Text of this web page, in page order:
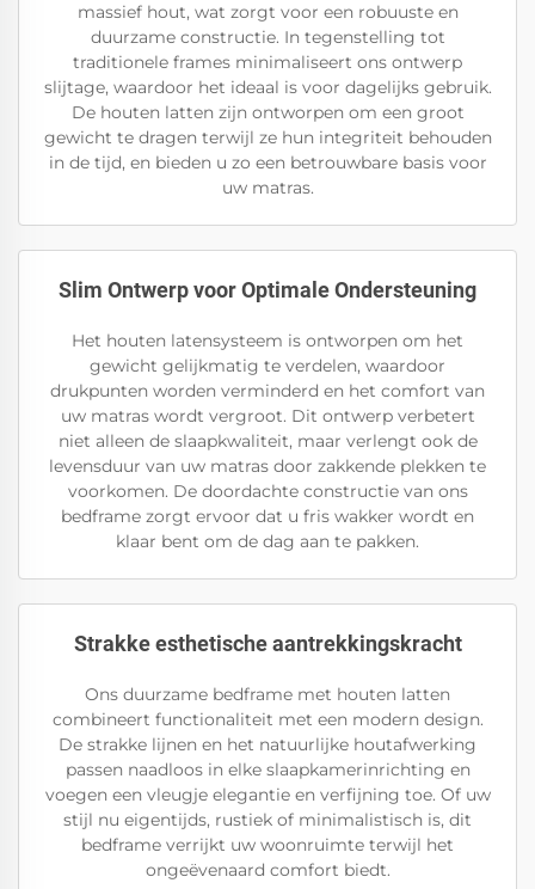
massief hout, wat zorgt voor een robuuste en
duurzame constructie. In tegenstelling tot
traditionele frames minimaliseert ons ontwerp
slijtage, waardoor het ideaal is voor dagelijks gebruik.
De houten latten zijn ontworpen om een groot
gewicht te dragen terwijl ze hun integriteit behouden
in de tijd, en bieden u zo een betrouwbare basis voor
uw matras.
Slim Ontwerp voor Optimale Ondersteuning
Het houten latensysteem is ontworpen om het
gewicht gelijkmatig te verdelen, waardoor
drukpunten worden verminderd en het comfort van
uw matras wordt vergroot. Dit ontwerp verbetert
niet alleen de slaapkwaliteit, maar verlengt ook de
levensduur van uw matras door zakkende plekken te
voorkomen. De doordachte constructie van ons
bedframe zorgt ervoor dat u fris wakker wordt en
klaar bent om de dag aan te pakken.
Strakke esthetische aantrekkingskracht
Ons duurzame bedframe met houten latten
combineert functionaliteit met een modern design.
De strakke lijnen en het natuurlijke houtafwerking
passen naadloos in elke slaapkamerinrichting en
voegen een vleugje elegantie en verfijning toe. Of uw
stijl nu eigentijds, rustiek of minimalistisch is, dit
bedframe verrijkt uw woonruimte terwijl het
ongeëvenaard comfort biedt.